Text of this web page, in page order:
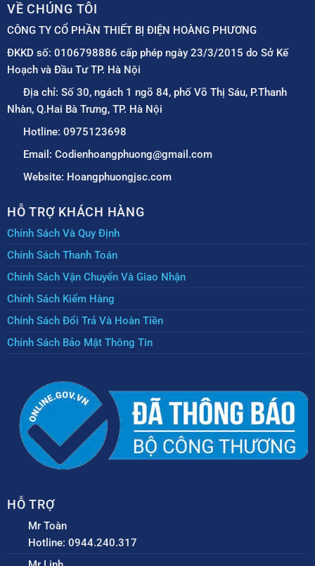
VỀ CHÚNG TÔI
CÔNG TY CỔ PHẦN THIẾT BỊ ĐIỆN HOÀNG PHƯƠNG
ĐKKD số: 0106798886 cấp phép ngày 23/3/2015 do Sở Kế
Hoạch và Đầu Tư TP. Hà Nội
Địa chỉ: Số 30, ngách 1 ngõ 84, phố Võ Thị Sáu, P.Thanh
Nhàn, Q.Hai Bà Trưng, TP. Hà Nội
Hotline: 0975123698
Email: Codienhoangphuong@gmail.com
Website: Hoangphuongjsc.com
HỖ TRỢ KHÁCH HÀNG
Chính Sách Và Quy Định
Chính Sách Thanh Toán
Chính Sách Vận Chuyển Và Giao Nhận
Chính Sách Kiểm Hàng
Chính Sách Đổi Trả Và Hoàn Tiền
Chính Sách Bảo Mật Thông Tin
HỖ TRỢ
Mr Toàn
Hotline: 0944.240.317